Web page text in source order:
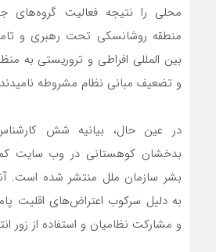
محلی را نتیجه فعالیت گروه‌های
منطقه روشانسکی تحت رهبری و
بین المللی افراطی و تروریستی به
و تضعیف مبانی نظام مشروطه
در عین حال، بیانیه شش
بدخشان کوهستانی در وب سایت
بشر سازمان ملل منتشر شده است.
به دلیل سرکوب ‌اعتراض‌های اقلیت
و مشارکت نظامیان و استفاده از زور